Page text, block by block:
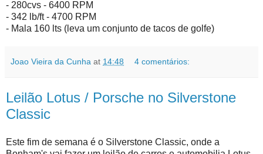
- 280cvs - 6400 RPM
- 342 lb/ft - 4700 RPM
- Mala 160 lts (leva um conjunto de tacos de golfe)
Joao Vieira da Cunha at 14:48 4 comentários:
Leilão Lotus / Porsche no Silverstone
Classic
Este fim de semana é o Silverstone Classic, onde a